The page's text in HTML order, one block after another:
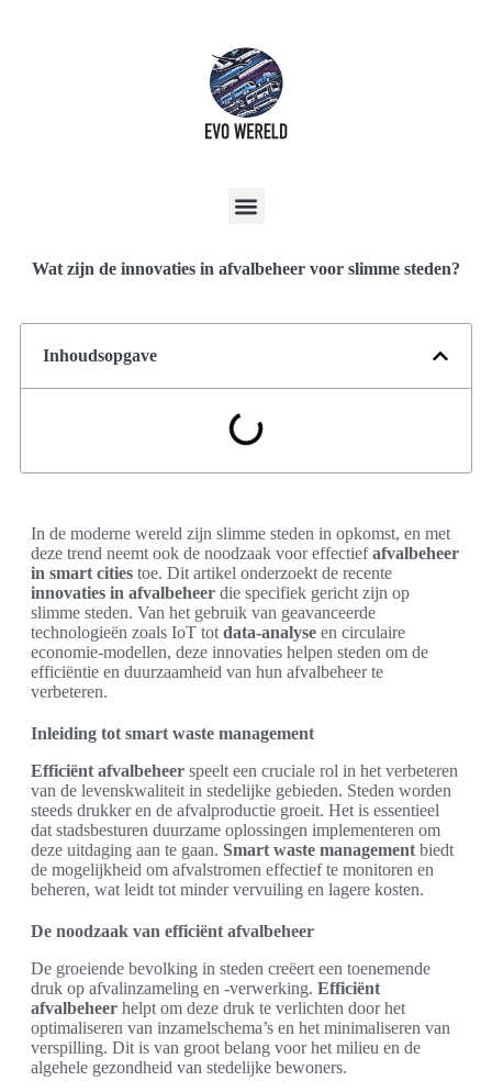
Wat zijn de innovaties in afvalbeheer voor slimme steden?
Inhoudsopgave
In de moderne wereld zijn slimme steden in opkomst, en met
deze trend neemt ook de noodzaak voor effectiefafvalbeheer
in smart cities toe. Dit artikel onderzoekt de recente
innovaties in afvalbeheer die specifiek gericht zijn op
slimme steden. Van het gebruik van geavanceerde
technologieën zoals IoT tot data-analyse en circulaire
economie-modellen, deze innovaties helpen steden om de
efficiëntie en duurzaamheid van hun afvalbeheer te
verbeteren.
Inleiding tot smart waste management
Efficiënt afvalbeheer speelt een cruciale rol in het verbeteren
van de levenskwaliteit in stedelijke gebieden. Steden worden
steeds drukker en de afvalproductie groeit. Het is essentieel
dat stadsbesturen duurzame oplossingen implementeren om
deze uitdaging aan te gaan. Smart waste management biedt
de mogelijkheid om afvalstromen effectief te monitoren en
beheren, wat leidt tot minder vervuiling en lagere kosten.
De noodzaak van efficiënt afvalbeheer
De groeiende bevolking in steden creëert een toenemende
druk op afvalinzameling en -verwerking. Efficiënt
afvalbeheer helpt om deze druk te verlichten door het
optimaliseren van inzamelschema’s en het minimaliseren van
verspilling. Dit is van groot belang voor het milieu en de
algehele gezondheid van stedelijke bewoners.